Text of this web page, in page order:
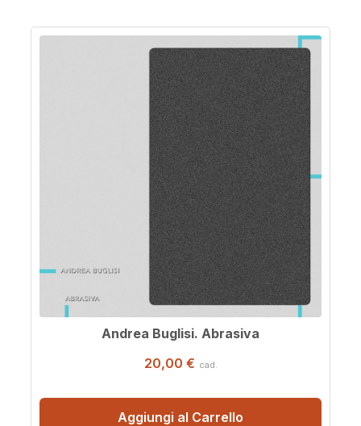
20,00 € cad.
Andrea Buglisi. Abrasiva
Aggiungi al Carrello